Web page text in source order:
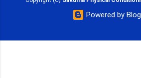
Powered by